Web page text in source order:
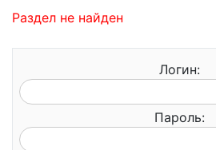
Раздел не найден
Логин:
Пароль: